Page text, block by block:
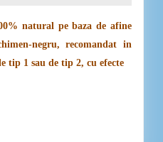
negru, recomandat in
tip 1 sau de tip 2, cu efecte